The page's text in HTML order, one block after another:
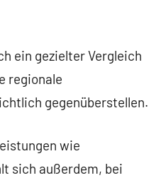
ein gezielter Vergleich
regionale
gegenüberstellen.
wie
sich außerdem, bei